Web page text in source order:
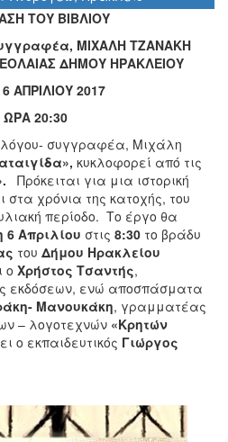
ΤΟΥ ΒΙΒΛΙΟΥ
ΜΙΧΑΛΗ ΤΖΑΝΑΚΗ
ΔΗΜΟΥ ΗΡΑΚΛΕΙΟΥ
ΑΠΡΙΛΙΟΥ 2017
ΩΡΑ 20:30
συγγραφέα, Μιχάλη
κυκλοφορεί από τις
Πρόκειται για μια ιστορική
χρόνια της κατοχής, του
περίοδο. Το έργο θα
6 Απριλίου στις 8:30 το βράδυ
του Δήμου Ηρακλείου
ο Χρήστος Τσαντής,
εκδόσεων, ενώ αποσπάσματα
Μανουκάκη, γραμματέας
– λογοτεχνών «Κρητών
ο εκπαιδευτικός Γιώργος